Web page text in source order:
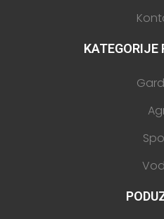
KATEGORIJE